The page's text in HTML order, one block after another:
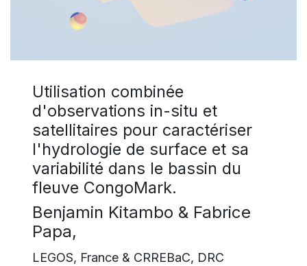
Utilisation combinée
d'observations in-situ et
satellitaires pour caractériser
l'hydrologie de surface et sa
variabilité dans le bassin du
fleuve CongoMark.
Benjamin Kitambo & Fabrice
Papa,
LEGOS, France & CRREBaC, DRC